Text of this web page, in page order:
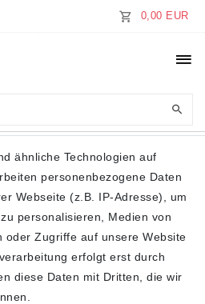
0,00 EUR
MILITARY
ähnliche Technologien auf
personenbezogene Daten
Webseite (z.B. IP-Adresse), um
personalisieren, Medien von
oder Zugriffe auf unsere Website
erfolgt erst durch
diese Daten mit Dritten, die wir